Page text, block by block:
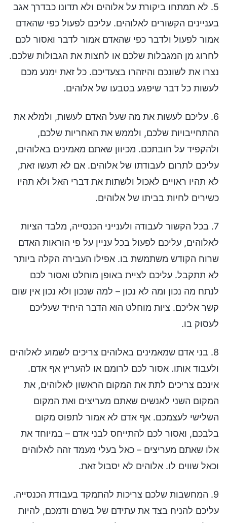
5. לא תמתחו ביקורת על אלוהים ולא תדונו כבדרך אגב
בעניינים הקשורים לאלוהים. עליכם לפעול כפי שהאדם
אמור לפעול ולדבר כפי שהאדם אמור לדבר ואסור לכם
לחרוג מן המגבלות שלכם או לחצות את הגבולות שלכם.
נצרו את לשונכם והיזהרו בצעדיכם. כל זאת ימנע מכם
לעשות כל דבר שיפגע בטבעו של אלוהים.
6. עליכם לעשות את מה שעל האדם לעשות, ולמלא את
ההתחייבויות שלכם, ולממש את האחריות שלכם,
ולהקפיד על חובתכם. מכיוון שאתם מאמינים באלוהים,
עליכם לתרום לעבודתו של אלוהים. אם לא תעשו זאת,
לא תהיו ראויים לאכול ולשתות את דברי האל ולא תהיו
כשירים לחיות בביתו של אלוהים.
7. בכל הקשור לעבודה ולענייני הכנסייה, מלבד הציות
לאלוהים, עליכם לפעול בכל עניין על פי הוראות האדם
שרוח הקודש משתמשת בו. אפילו העבירה הקלה ביותר
לא תתקבל. עליכם לציית באופן מוחלט ואסור לכם
לנתח מה נכון ומה לא נכון – למה שנכון ולא נכון אין שום
קשר אליכם. ציות מוחלט הוא הדבר היחיד שעליכם
לעסוק בו.
8. בני אדם שמאמינים באלוהים צריכים לשמוע לאלוהים
ולעבוד אותו. אסור לכם לרומם או להעריץ אף אדם.
אינכם צריכים לתת את המקום הראשון לאלוהים, את
המקום השני לאנשים שאתם מעריצים ואת המקום
השלישי לעצמכם. אף אדם לא אמור לתפוס מקום
בלבכם, ואסור לכם להתייחס לבני אדם – במיוחד את
אלו שאתם מעריצים – כאל בעלי מעמד זהה לאלוהים
וכאל שווים לו. אלוהים לא יסבול זאת.
9. המחשבות שלכם צריכות להתמקד בעבודת הכנסייה.
עליכם להניח בצד את עתידם של בשרם ודמכם, להיות